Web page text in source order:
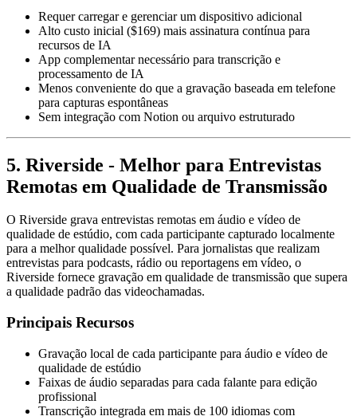
Requer carregar e gerenciar um dispositivo adicional
Alto custo inicial ($169) mais assinatura contínua para
recursos de IA
App complementar necessário para transcrição e
processamento de IA
Menos conveniente do que a gravação baseada em telefone
para capturas espontâneas
Sem integração com Notion ou arquivo estruturado
5. Riverside - Melhor para Entrevistas
Remotas em Qualidade de Transmissão
O Riverside grava entrevistas remotas em áudio e vídeo de
qualidade de estúdio, com cada participante capturado localmente
para a melhor qualidade possível. Para jornalistas que realizam
entrevistas para podcasts, rádio ou reportagens em vídeo, o
Riverside fornece gravação em qualidade de transmissão que supera
a qualidade padrão das videochamadas.
Principais Recursos
Gravação local de cada participante para áudio e vídeo de
qualidade de estúdio
Faixas de áudio separadas para cada falante para edição
profissional
Transcrição integrada em mais de 100 idiomas com